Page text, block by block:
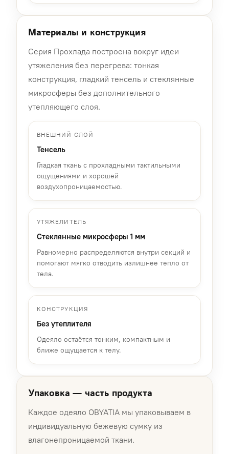
Материалы и конструкция
Серия Прохлада построена вокруг идеи
утяжеления без перегрева: тонкая
конструкция, гладкий тенсель и стеклянные
микросферы без дополнительного
утепляющего слоя.
ВНЕШНИЙ СЛОЙ
Тенсель
Гладкая ткань с прохладными тактильными
ощущениями и хорошей
воздухопроницаемостью.
УТЯЖЕЛИТЕЛЬ
Стеклянные микросферы 1 мм
Равномерно распределяются внутри секций и
помогают мягко отводить излишнее тепло от
тела.
КОНСТРУКЦИЯ
Без утеплителя
Одеяло остаётся тонким, компактным и
ближе ощущается к телу.
Упаковка — часть продукта
Каждое одеяло OBYATIA мы упаковываем в
индивидуальную бежевую сумку из
влагонепроницаемой ткани.